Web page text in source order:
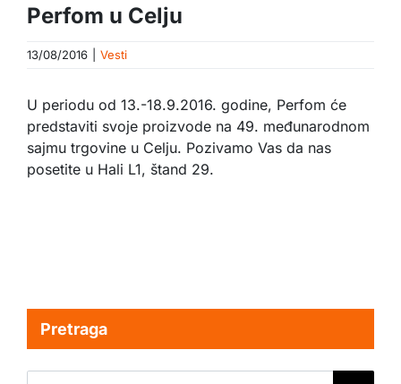
Perfom u Celju
13/08/2016 Vesti
U periodu od 13.-18.9.2016. godine, Perfom će
predstaviti svoje proizvode na 49. međunarodnom
sajmu trgovine u Celju. Pozivamo Vas da nas
posetite u Hali L1, štand 29.
Pretraga